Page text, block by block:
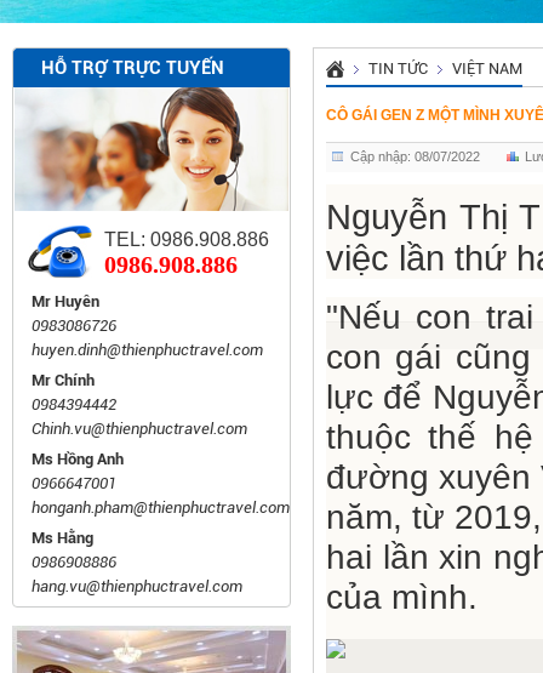
HỖ TRỢ TRỰC TUYẾN
TEL: 0986.908.886
0986.908.886
Mr Huyên
0983086726
huyen.dinh@thienphuctravel.com
Mr Chính
0984394442
Chinh.vu@thienphuctravel.com
Ms Hồng Anh
0966647001
honganh.pham@thienphuctravel.com
Ms Hằng
0986908886
hang.vu@thienphuctravel.com
TIN TỨC VIỆT NAM
CÔ GÁI GEN Z MỘT MÌNH
Cập nhập: 08/07/2022
Nguyễn Thị
việc lần thứ
"Nếu con
con gái
lực để
thuộc thế
đường xuyên
năm, từ
hai lần xin
của mình.